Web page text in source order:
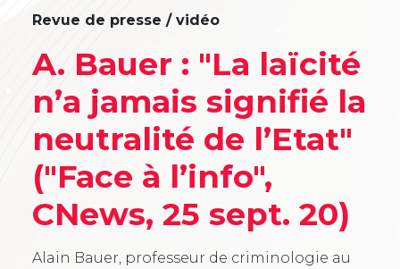
Revue de presse / vidéo
A. Bauer : "La laïcité
n’a jamais signifié la
neutralité de l’Etat"
("Face à l’info",
CNews, 25 sept. 20)
Alain Bauer, professeur de criminologie au